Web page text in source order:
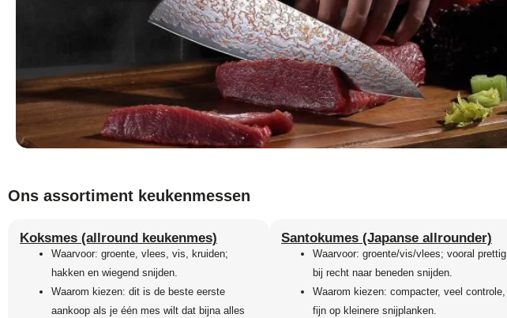
Ons assortiment keukenmessen
Koksmes (allround keukenmes)
Waarvoor: groente, vlees, vis, kruiden;
hakken en wiegend snijden.
Waarom kiezen: dit is de beste eerste
aankoop als je één mes wilt dat bijna alles
Santokumes (Japanse allrounder)
Waarvoor: groente/vis/vlees; vooral prettig
bij recht naar beneden snijden.
Waarom kiezen: compacter, veel controle,
fijn op kleinere snijplanken.